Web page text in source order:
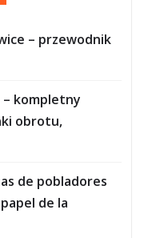
– przewodnik
– kompletny
obrotu,
de pobladores
de la